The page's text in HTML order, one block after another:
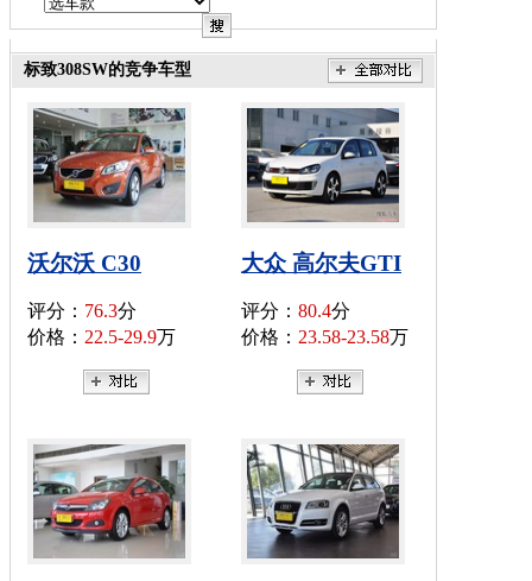
标致308SW的竞争车型
沃尔沃 C30
评分： 76.3分
价格： 22.5-29.9万
大众 高尔夫GTI
评分： 80.4分
价格： 23.58-23.58万